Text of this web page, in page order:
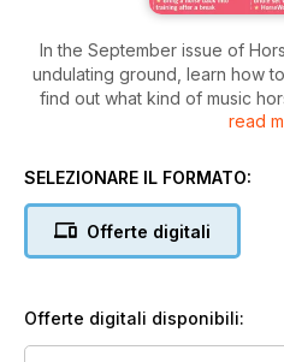
In the September issue of
undulating ground, learn how
find out what kind of music
blind rider who hacks and
bringing your
read
SELEZIONARE IL FORMATO:
Offerte digitali
Offerte digitali disponibili: